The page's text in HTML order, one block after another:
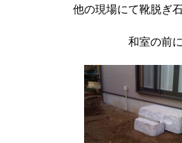
他の現場にて靴脱ぎ石設
和室の前に一